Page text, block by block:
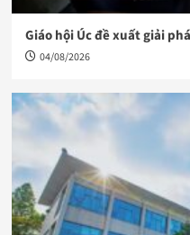
Giáo hội Úc đề xuất giải
04/08/2026